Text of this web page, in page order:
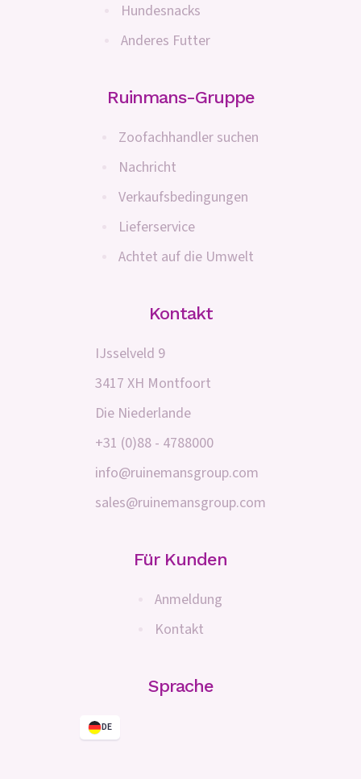
Hundesnacks
Anderes Futter
Ruinmans-Gruppe
Zoofachhandler suchen
Nachricht
Verkaufsbedingungen
Lieferservice
Achtet auf die Umwelt
Kontakt
IJsselveld 9
3417 XH Montfoort
Die Niederlande
+31 (0)88 - 4788000
info@ruinemansgroup.com
sales@ruinemansgroup.com
Für Kunden
Anmeldung
Kontakt
Sprache
DE